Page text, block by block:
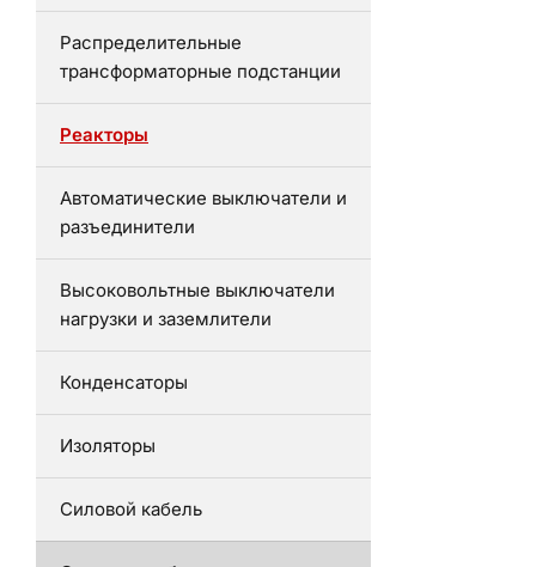
Распределительные
трансформаторные подстанции
Реакторы
Автоматические выключатели и
разъединители
Высоковольтные выключатели
нагрузки и заземлители
Конденсаторы
Изоляторы
Силовой кабель